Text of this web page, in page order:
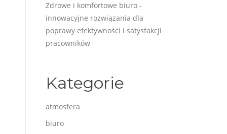
Zdrowe i komfortowe biuro -
innowacyjne rozwiązania dla
poprawy efektywności i satysfakcji
pracowników
Kategorie
atmosfera
biuro